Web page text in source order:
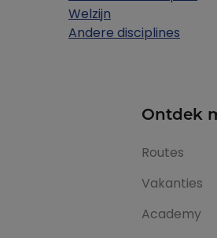
Welzijn
Andere disciplines
Ontdek
Routes
Vakanties
Academy